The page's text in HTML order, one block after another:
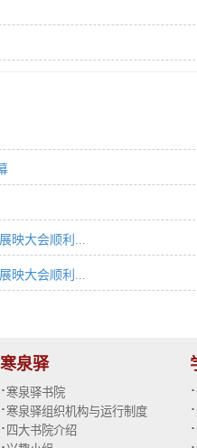
映大会顺利...
映大会顺利...
寒泉驿
· 寒泉驿书院
· 寒泉驿组织机构与运行制度
· 四大书院介绍
·
·
·